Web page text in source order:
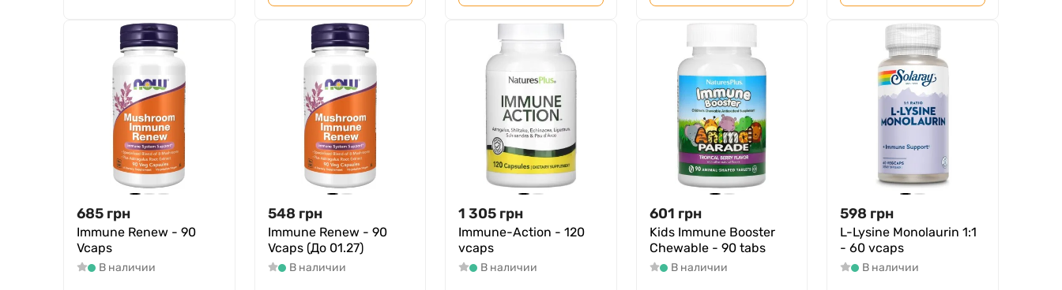
685 грн
Immune Renew - 90
Vcaps
В наличии
548 грн
Immune Renew - 90
Vcaps (До 01.27)
В наличии
1 305 грн
Immune-Action - 120
vcaps
В наличии
601 грн
Kids Immune Booster
Chewable - 90 tabs
В наличии
598 грн
L-Lysine Monolaurin 1:1
- 60 vcaps
В наличии